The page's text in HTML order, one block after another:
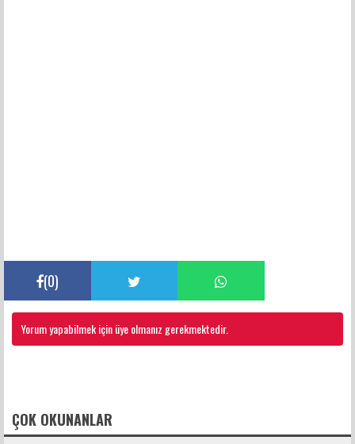
(0)
Yorum yapabilmek için üye olmanız gerekmektedir.
ÇOK OKUNANLAR